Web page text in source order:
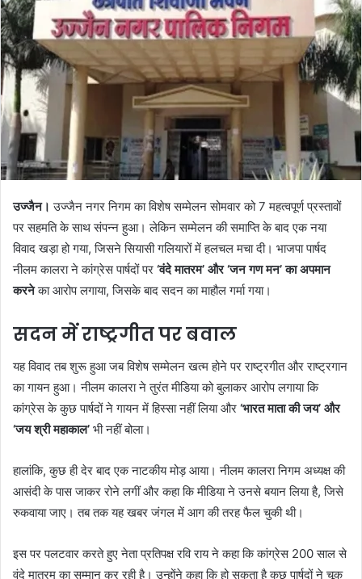
उज्जैन।उज्जैन नगर निगम का विशेष सम्मेलन सोमवार को 7 महत्वपूर्ण प्रस्तावों
पर सहमति के साथ संपन्न हुआ। लेकिन सम्मेलन की समाप्ति के बाद एक नया
विवाद खड़ा हो गया, जिसने सियासी गलियारों में हलचल मचा दी। भाजपा पार्षद
नीलम कालरा ने कांग्रेस पार्षदों पर ‘वंदे मातरम’ और ‘जन गण मन’ का अपमान
करनेका आरोप लगाया, जिसके बाद सदन का माहौल गर्मा गया।
सदन में राष्ट्रगीत पर बवाल
यह विवाद तब शुरू हुआ जब विशेष सम्मेलन खत्म होने पर राष्ट्रगीत और राष्ट्रगान
का गायन हुआ। नीलम कालरा ने तुरंत मीडिया को बुलाकर आरोप लगाया कि
कांग्रेस के कुछ पार्षदों ने गायन में हिस्सा नहीं लिया और ‘भारत माता की जय’ और
‘जय श्री महाकाल’ भी नहीं बोला।
हालांकि, कुछ ही देर बाद एक नाटकीय मोड़ आया। नीलम कालरा निगम अध्यक्ष की
आसंदी के पास जाकर रोने लगीं और कहा कि मीडिया ने उनसे बयान लिया है, जिसे
रुकवाया जाए। तब तक यह खबर जंगल में आग की तरह फैल चुकी थी।
इस पर पलटवार करते हुए नेता प्रतिपक्ष रवि राय ने कहा कि कांग्रेस 200 साल से
वंदे मातरम का सम्मान कर रही है। उन्होंने कहा कि हो सकता है कुछ पार्षदों ने चूक